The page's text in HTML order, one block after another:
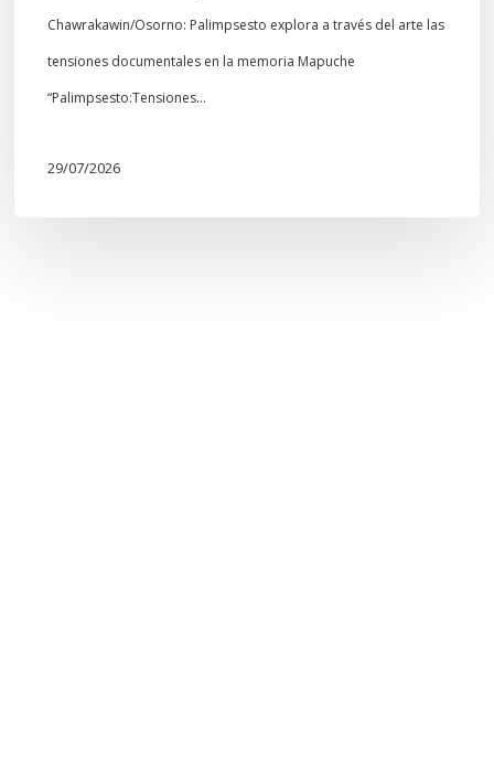
Chawrakawin/Osorno: Palimpsesto explora a través del arte las
tensiones documentales en la memoria Mapuche
“Palimpsesto:Tensiones…
29/07/2026